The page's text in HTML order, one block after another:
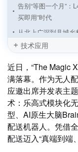
告别“等图一个月”：
买即用”时代
从北上广深到县城
传统车企“跑步入场
无人矿区通信新基
无人车“大航海时代
自动驾驶“分拆潮”
智能网联汽车：从“
“无人驾驶、有人运
市成网
技术应用
近日，“The Magic
满落幕。作为无人
应邀出席并发表主
术：乐高式模块化
型、AI原生大脑
配送机器人。凭借
配送迈入“真端到端